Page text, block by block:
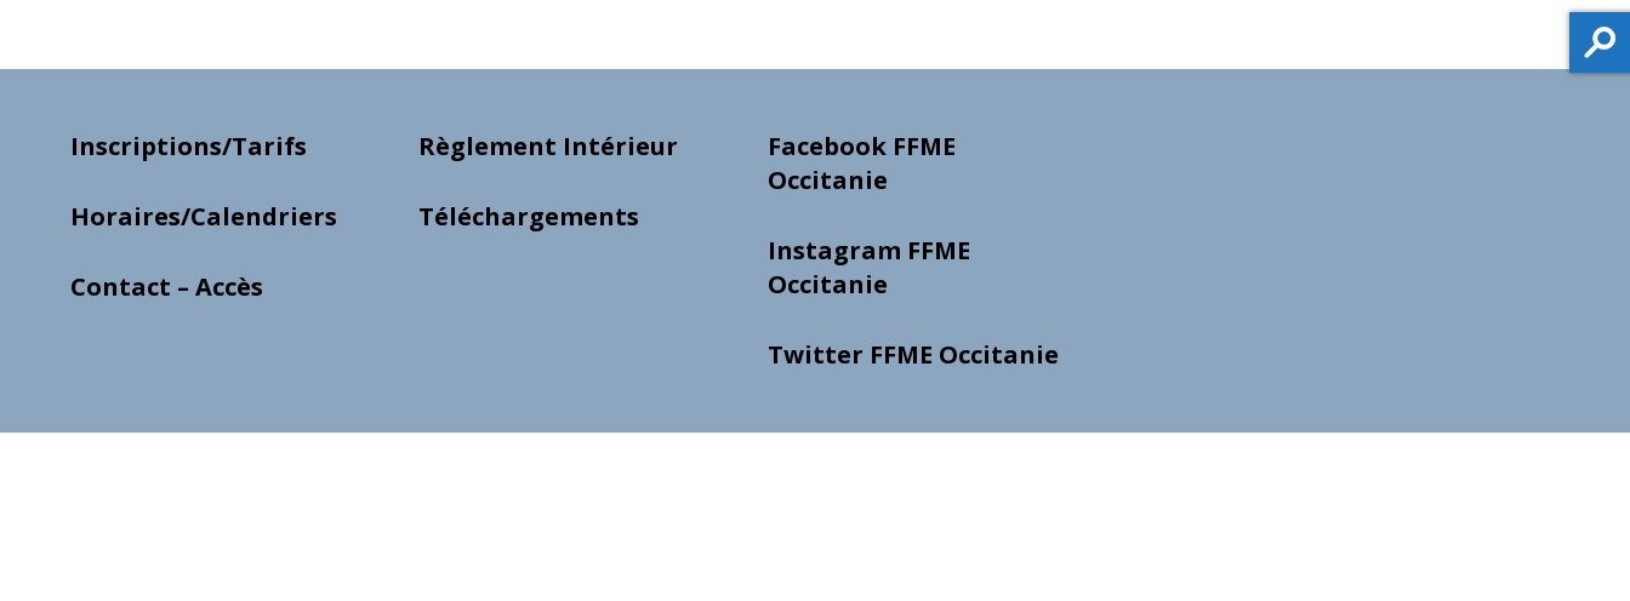
Inscriptions/Tarifs
Horaires/Calendriers
Contact – Accès
Règlement Intérieur
Téléchargements
Facebook FFME
Occitanie
Instagram FFME
Occitanie
Twitter FFME Occitanie